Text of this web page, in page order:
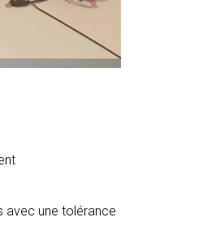
avec une tolérance